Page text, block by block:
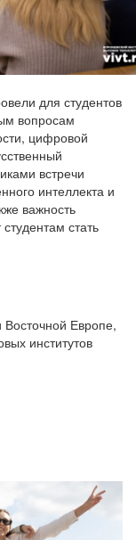
для студентов
вопросам
цифровой
встречи
интеллекта и
важность
стать
Европе,
институтов